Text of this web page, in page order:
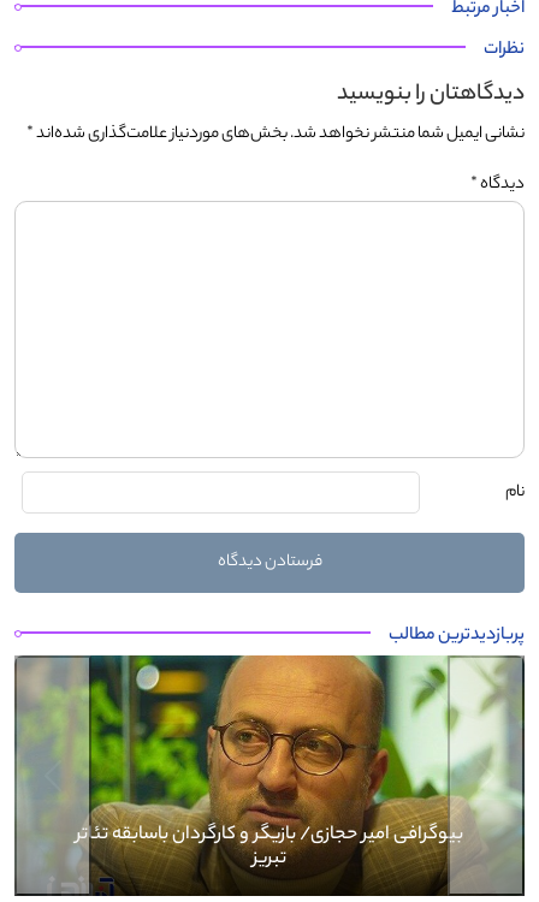
اخبار مرتبط
نظرات
دیدگاهتان را بنویسید
نشانی ایمیل شما منتشر نخواهد شد.بخش‌های موردنیاز علامت‌گذاری شده‌اند*
دیدگاه*
نام
پربازدیدترین مطالب
بیوگرافی کرار نماری
Previous